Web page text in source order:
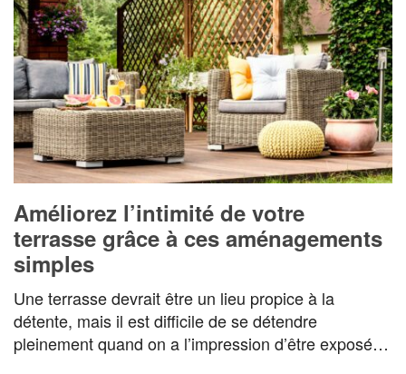
Améliorez l’intimité de votre
terrasse grâce à ces aménagements
simples
Une terrasse devrait être un lieu propice à la
détente, mais il est difficile de se détendre
pleinement quand on a l’impression d’être exposé…